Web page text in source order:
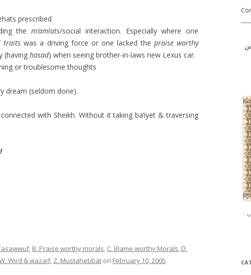
prescribed
them’amlats/social interaction. Especially where one
traits was a driving force or one lacked the praise worthy
(having hasad) when seeing brother-in-laws new Lexus car.
or troublesome thoughts
dream (seldom done).
with Sheikh. Without it taking ba’iyet & traversing
, B. Praise worthy morals, C. Blame worthy Morals, D.
Wird & wazaif, Z. Mustahebbat on February 10, 2005.